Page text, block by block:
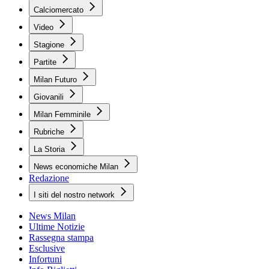
Calciomercato
Video
Stagione
Partite
Milan Futuro
Giovanili
Milan Femminile
Rubriche
La Storia
News economiche Milan
Redazione
I siti del nostro network
News Milan
Ultime Notizie
Rassegna stampa
Esclusive
Infortuni